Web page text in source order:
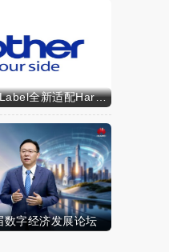
Brother iPrint Label全新适配HarmonyOS NEXT，标识标记体验再升级
数字经济发展论坛